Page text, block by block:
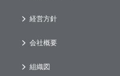
経営方針
会社概要
組織図